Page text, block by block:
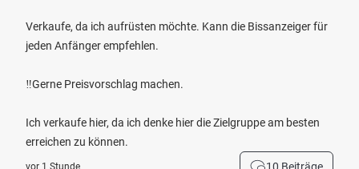
Verkaufe, da ich aufrüsten möchte. Kann die Bissanzeiger für
jeden Anfänger empfehlen.
‼️Gerne Preisvorschlag machen.
Ich verkaufe hier, da ich denke hier die Zielgruppe am besten
erreichen zu können.
vor 1 Stunde